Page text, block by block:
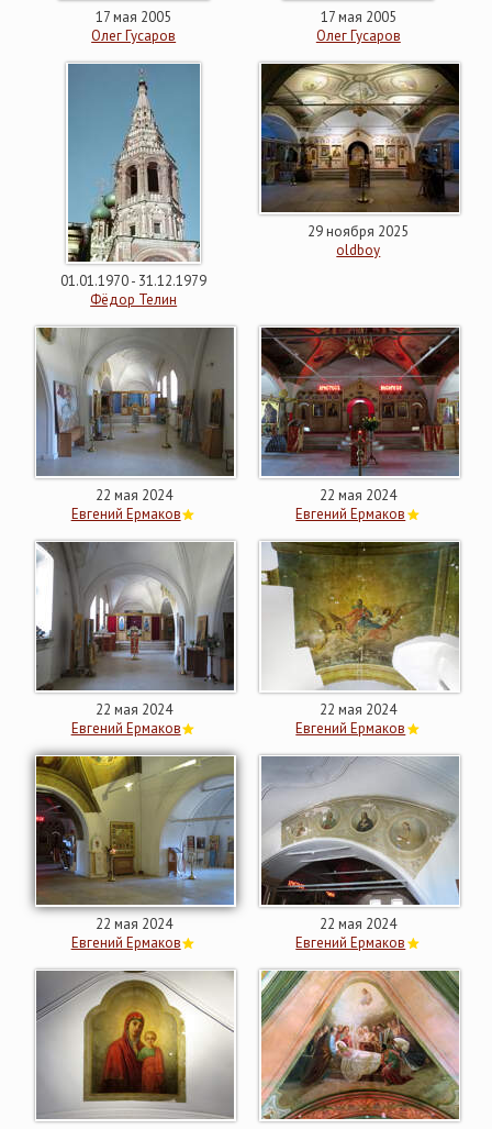
17 мая 2005
Олег Гусаров
17 мая 2005
Олег Гусаров
01.01.1970 - 31.12.1979
Фёдор Телин
29 ноября 2025
oldboy
22 мая 2024
Евгений Ермаков
22 мая 2024
Евгений Ермаков
22 мая 2024
Евгений Ермаков
22 мая 2024
Евгений Ермаков
22 мая 2024
Евгений Ермаков
22 мая 2024
Евгений Ермаков